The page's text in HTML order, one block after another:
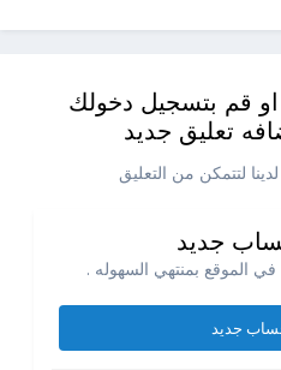
قم بتسجيل دخولك
تعليق جديد
لتتمكن من التعليق
جديد
الموقع بمنتهي السهوله .
جديد